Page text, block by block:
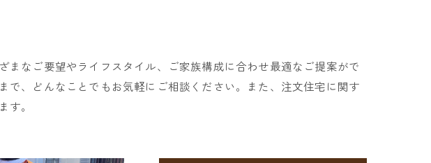
なご要望やライフスタイル、ご家族構成に合わせ最適なご提案がで
、どんなことでもお気軽にご相談ください。また、注文住宅に関す
。